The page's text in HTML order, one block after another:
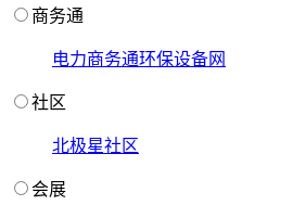
商务通
电力商务通环保设备网
社区
北极星社区
会展